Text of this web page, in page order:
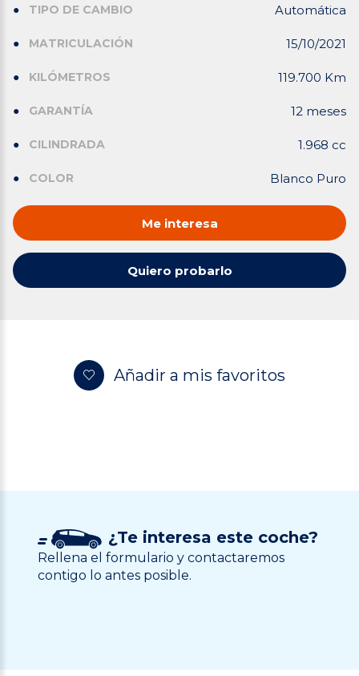
TIPO DE CAMBIO Automática
MATRICULACIÓN 15/10/2021
KILÓMETROS 119.700 Km
GARANTÍA 12 meses
CILINDRADA 1.968 cc
COLOR Blanco Puro
Me interesa
Quiero probarlo
Añadir a mis favoritos
¿Te interesa este coche?
Rellena el formulario y contactaremos
contigo lo antes posible.